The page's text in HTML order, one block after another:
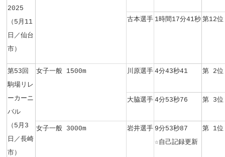
2025
（5月11
日／仙台
市）
古本選手 1時間17分41秒 第12位
第53回
駒場リレ
ーカーニ
バル
（5月3
日／長崎
市）
女子一般 1500m 川原選手 4分43秒41 第 2位
大脇選手 4分53秒76 第 3位
女子一般 3000m 岩井選手 9分53秒87
☆自己記録更新
第 1位